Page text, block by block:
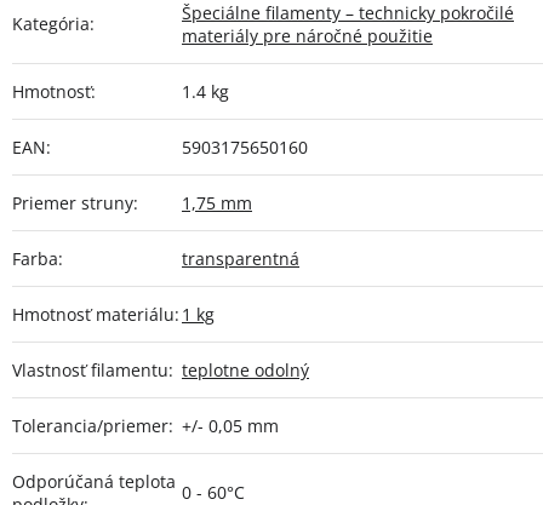
Kategória:
Špeciálne filamenty – technicky pokročilé
materiály pre náročné použitie
Hmotnosť: 1.4 kg
EAN: 5903175650160
Priemer struny: 1,75 mm
Farba: transparentná
Hmotnosť materiálu: 1 kg
Vlastnosť filamentu: teplotne odolný
Tolerancia/priemer: +/- 0,05 mm
Odporúčaná teplota 0 - 60°C